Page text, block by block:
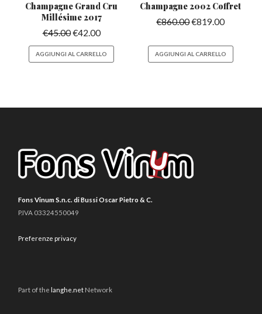
Champagne Grand Cru
Millésime 2017
€45.00€42.00
AGGIUNGI AL CARRELLO
Champagne 2002 Coffret
€860.00€819.00
AGGIUNGI AL CARRELLO
Fons Vinum S.n.c. di Bussi Oscar Pietro & C.
P.IVA 03324550049
Preferenze privacy
Part of thelanghe.net Network